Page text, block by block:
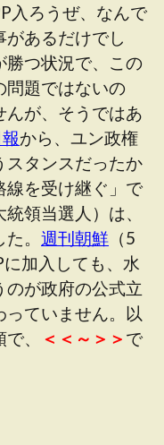
入ろうぜ、なんで
があるだけでし
勝つ状況で、この
問題ではないの
んが、そうではあ
から、ユン政権
スタンスだったか
線を受け継ぐ」で
領当選人）は、
。 週刊朝鮮 （5
加入しても、水
のが政府の公式立
ていません。以
、
＜＜～＞＞ で